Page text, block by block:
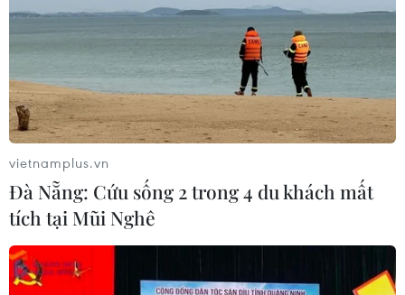
Tại Twitter, ông Trump viết: "Bão nhiệt đới Dorian có thể
sẽ đổ bộ vào bang Florida tối 1/9. Hãy sẵn sàng và làm
theo chỉ dẫn của Bang và Liên bang, đây sẽ là trận bão
nhiệt đới rất mạnh..."
vietnamplus.vn
Đà Nẵng: Cứu sống 2 trong 4 du khách mất
tích tại Mũi Nghê